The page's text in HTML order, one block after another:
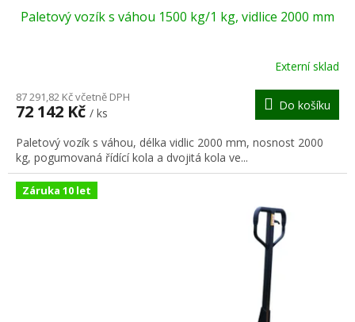
A
R
M
A
Paletový vozík s váhou 1500 kg/1 kg, vidlice 2000 mm
Externí sklad
87 291,82 Kč včetně DPH
72 142 Kč / ks
Do košíku
Paletový vozík s váhou, délka vidlic 2000 mm, nosnost 2000
kg, pogumovaná řídící kola a dvojitá kola ve...
Záruka 10 let